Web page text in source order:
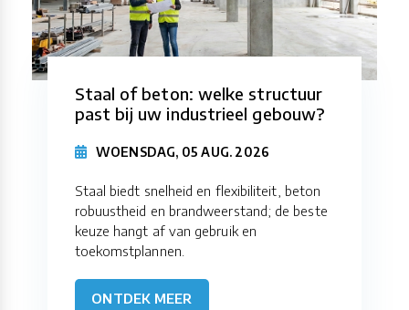
Staal of beton: welke structuur
past bij uw industrieel gebouw?
WOENSDAG, 05 AUG. 2026
Staal biedt snelheid en flexibiliteit, beton
robuustheid en brandweerstand; de beste
keuze hangt af van gebruik en
toekomstplannen.
ONTDEK MEER